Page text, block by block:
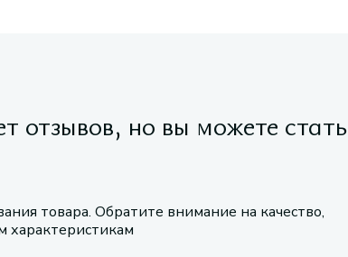
отзывов, но вы можете стать
товара. Обратите внимание на качество,
характеристикам